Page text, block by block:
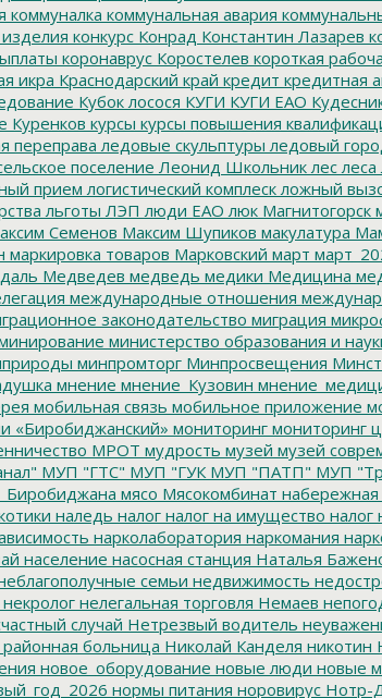
коммуналка коммунальная авария
конкурс Конрад Константин Лазарев
коронаврус Коростелев короткая
икра Краснодарский край кредит кредитная
Кубок лосося КУГИ КУГИ ЕАО
Куренков курсы курсы повышения
переправа ледовые скульптуры ледовый
поселение Леонид Школьник лес леса
прием логистический комплеск ложный
льготы ЛЭП люди ЕАО люк Магнитогорск
Семенов Максим Шупиков макулатура
маркировка товаров Марковский март
Медведев медведь медики Медицина
международные отношения
законодательство миграция
министерство образования и
минпромторг Минпросвещения
мнение мнение_Кузовин
мобильная связь мобильное приложение
«Биробиджанский» мониторинг мониторинг
МРОТ мудрость музей музей
МУП "ГТС" МУП "ГУК МУП "ПАТП" МУП
мясо Мясокомбинат набережная
наледь налог налог на имущество налог
нарколаборатория наркомания
население насосная станция Наталья
семьи недвижимость
некролог нелегальная торговля Немаев
случай Нетрезвый водитель
районная больница Николай Канделя никотин
новое_оборудование новые люди новые
нормы питания норовирус Нотр-